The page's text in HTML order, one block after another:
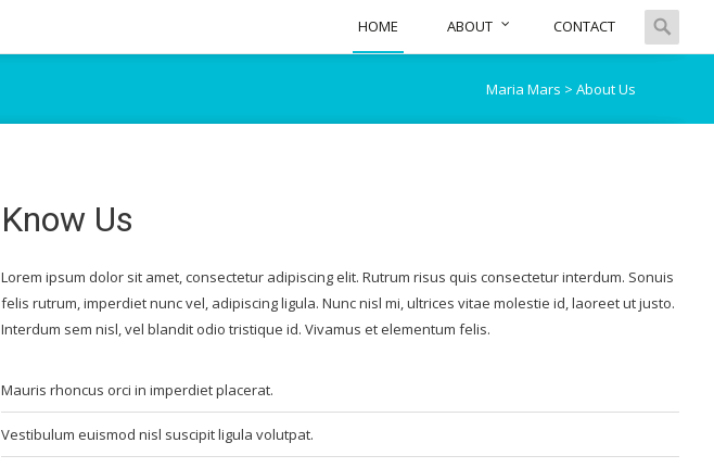
HOME ABOUT CONTACT
Search
for:
Maria Mars > About Us
Know Us
Lorem ipsum dolor sit amet, consectetur adipiscing elit. Rutrum risus quis consectetur interdum. Sonuis
felis rutrum, imperdiet nunc vel, adipiscing ligula. Nunc nisl mi, ultrices vitae molestie id, laoreet ut justo.
Interdum sem nisl, vel blandit odio tristique id. Vivamus et elementum felis.
Mauris rhoncus orci in imperdiet placerat.
Vestibulum euismod nisl suscipit ligula volutpat.